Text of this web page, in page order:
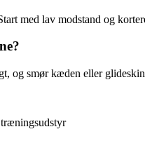
med lav modstand og
smør kæden eller